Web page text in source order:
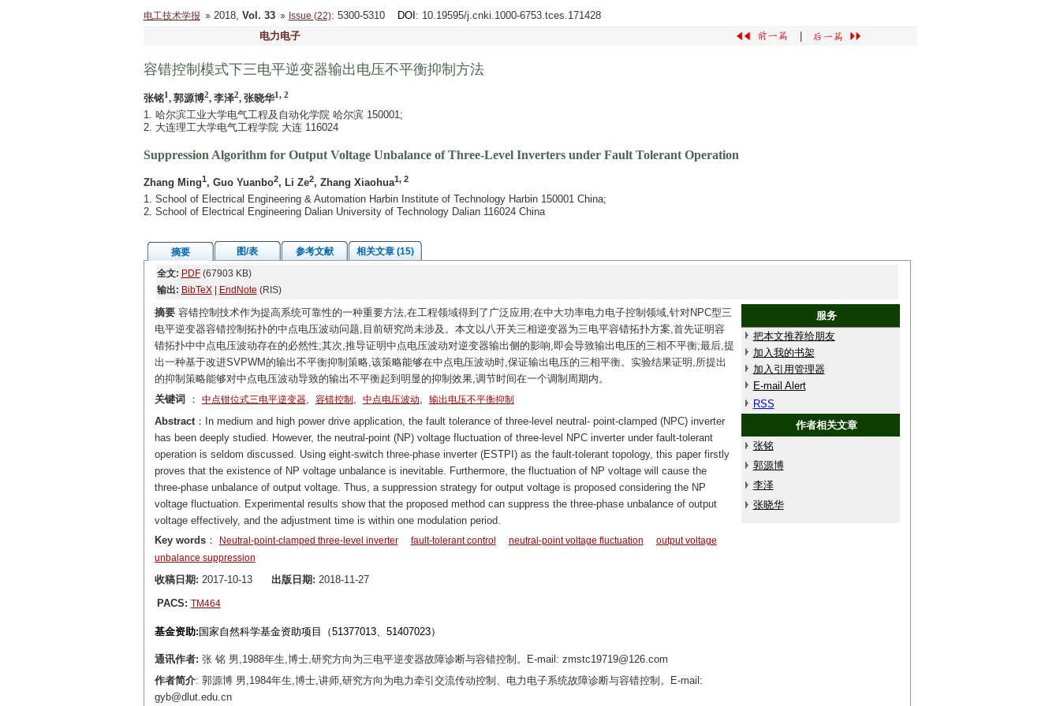
电工技术学报 2018, Vol. 33 Issue (22): 5300-5310 DOI : 10.19595/j.cnki.1000-6753.tces.171428
电力电子
容错控制模式下三电平逆变器输出电压不平衡抑制方法
张铭1, 郭源博2, 李泽2, 张晓华1, 2
1. 哈尔滨工业大学电气工程及自动化学院 哈尔滨 150001;
2. 大连理工大学电气工程学院 大连 116024
Suppression Algorithm for Output Voltage Unbalance of Three-Level Inverters under Fault Tolerant Operation
Zhang Ming1, Guo Yuanbo2, Li Ze2, Zhang Xiaohua1, 2
1. School of Electrical Engineering & Automation Harbin Institute of Technology Harbin 150001 China;
2. School of Electrical Engineering Dalian University of Technology Dalian 116024 China
摘要 图/表 参考文献
相关文章 (15)
全文: PDF(67903 KB)
输出: BibTeX| EndNote (RIS)
摘要容错控制技术作为提高系统可靠性的一种重要方法,在工程领域得到了广泛应用;在中大功率电力电子控制领域,针对NPC型三
电平逆变器容错控制拓扑的中点电压波动问题,目前研究尚未涉及。本文以八开关三相逆变器为三电平容错拓扑方案,首先证明容
错拓扑中中点电压波动存在的必然性;其次,推导证明中点电压波动对逆变器输出侧的影响,即会导致输出电压的三相不平衡;最后,提
出一种基于改进SVPWM的输出不平衡抑制策略,该策略能够在中点电压波动时,保证输出电压的三相平衡。实验结果证明,所提出
的抑制策略能够对中点电压波动导致的输出不平衡起到明显的抑制效果,调节时间在一个调制周期内。
服务
把本文推荐给朋友
加入我的书架
加入引用管理器
E-mail Alert
RSS
作者相关文章
张铭
郭源博
李泽
张晓华
关键词 ： 中点钳位式三电平逆变器, 容错控制 , 中点电压波动, 输出电压不平衡抑制
Abstract：In medium and high power drive application, the fault tolerance of three-level neutral- point-clamped (NPC) inverter
has been deeply studied. However, the neutral-point (NP) voltage fluctuation of three-level NPC inverter under fault-tolerant
operation is seldom discussed. Using eight-switch three-phase inverter (ESTPI) as the fault-tolerant topology, this paper firstly
proves that the existence of NP voltage unbalance is inevitable. Furthermore, the fluctuation of NP voltage will cause the
three-phase unbalance of output voltage. Thus, a suppression strategy for output voltage is proposed considering the NP
voltage fluctuation. Experimental results show that the proposed method can suppress the three-phase unbalance of output
voltage effectively, and the adjustment time is within one modulation period.
Key words： Neutral-point-clamped three-level inverter fault-tolerant control neutral-point voltage fluctuation
output voltage
unbalance suppression
收稿日期: 2017-10-13 出版日期: 2018-11-27
PACS: TM464
基金资助: 国家自然科学基金资助项目（51377013、51407023）
通讯作者: 张 铭 男,1988年生,博士,研究方向为三电平逆变器故障诊断与容错控制。E-mail: zmstc19719@126.com
作者简介: 郭源博 男,1984年生,博士,讲师,研究方向为电力牵引交流传动控制、电力电子系统故障诊断与容错控制。E-mail:
gyb@dlut.edu.cn